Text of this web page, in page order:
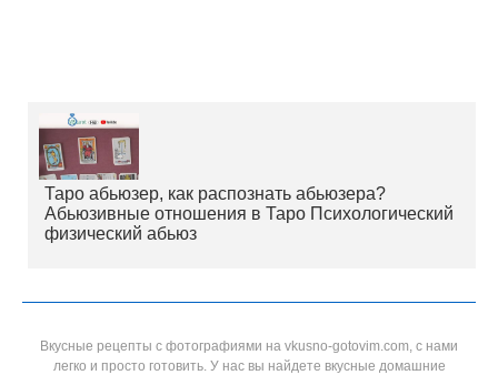
Таро абьюзер, как распознать абьюзера?
Абьюзивные отношения в Таро Психологический
физический абьюз
Вкусные рецепты с фотографиями на vkusno-gotovim.com, с нами
легко и просто готовить. У нас вы найдете вкусные домашние